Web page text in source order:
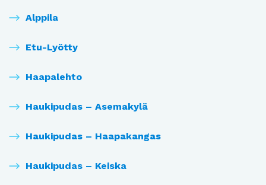
Alppila
Etu-Lyötty
Haapalehto
Haukipudas – Asemakylä
Haukipudas – Haapakangas
Haukipudas – Keiska